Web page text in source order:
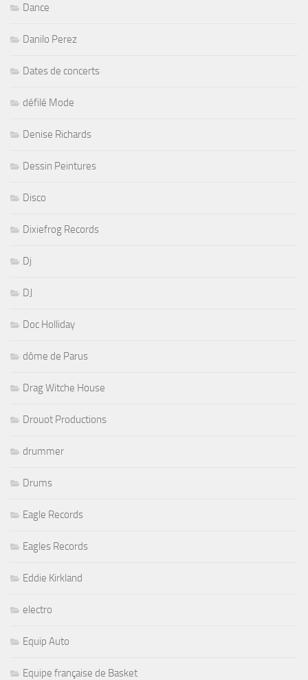
Dance
Danilo Perez
Dates de concerts
défilé Mode
Denise Richards
Dessin Peintures
Disco
Dixiefrog Records
Dj
DJ
Doc Holliday
dôme de Parus
Drag Witche House
Drouot Productions
drummer
Drums
Eagle Records
Eagles Records
Eddie Kirkland
electro
Equip Auto
Equipe française de Basket